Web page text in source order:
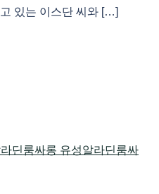
있는 이스단 씨와 […]